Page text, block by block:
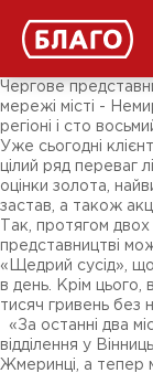
ЗМІ про нас
Підписники
Ярмарки
Чергове
мережі місті -
регіоні і сто
Уже сьогодні
цілий ряд переваг
оцінки золота,
застав, а також
Так, протягом двох
представництві
«Щедрий сусід», що
в день. Крім
тисяч гривень без
«За останні два
відділення у
Жмеринці, а тепер